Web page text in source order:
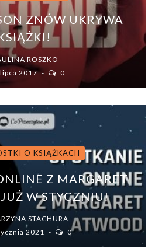
ZNÓW UKRYWA
ROSZKO
2017
0
O KSIĄŻKACH
Z MARGARET
W STYCZNIU!
STACHURA
2021
0